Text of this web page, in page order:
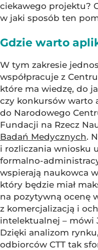
ciekawego projektu?
w jaki sposób ten
Gdzie warto
W tym zakresie
współpracuje z
które ma wiedzę, do
czy konkursów warto
do Narodowego
Fundacji na Rzecz
Badań Medycznych.
i rozliczania wniosku
formalno-
wspierają naukowca
który będzie miał
na pozytywną ocenę
z komercjalizacją i
intelektualnej – mówi
Dzięki analizom
odbiorców CTT tak